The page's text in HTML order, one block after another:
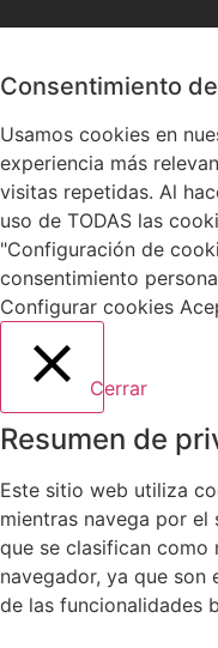
Consentimiento
Usamos cookies en
experiencia más
visitas repetidas. Al
uso de TODAS las
"Configuración de
consentimiento
Configurar cookies
Cerrar
Resumen de
Este sitio web utiliza
mientras navega por
que se clasifican como
navegador, ya que son
de las funcionalidades